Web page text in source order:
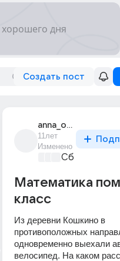
Создать пост
anna_osnovina_12
11лет
Изменено
Сборная
Математика
класс
Из деревни Кошкино в
противоположных
одновременно выехали
велосипед. На каком